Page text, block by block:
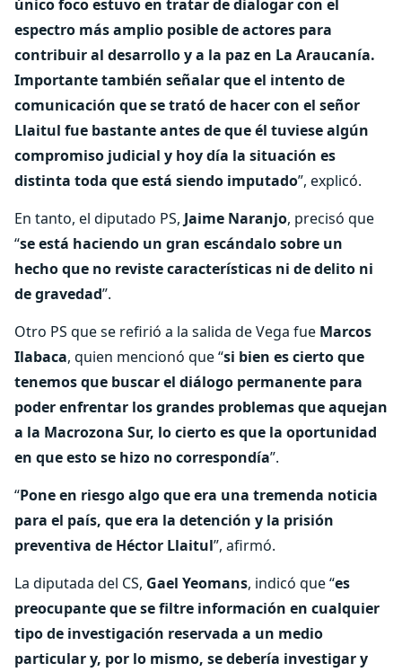
único foco estuvo en tratar de dialogar con el
espectro más amplio posible de actores para
contribuir al desarrollo y a la paz en La Araucanía.
Importante también señalar que el intento de
comunicación que se trató de hacer con el señor
Llaitul fue bastante antes de que él tuviese algún
compromiso judicial y hoy día la situación es
distinta toda que está siendo imputado”, explicó.
En tanto, el diputado PS, Jaime Naranjo, precisó que
“se está haciendo un gran escándalo sobre un
hecho que no reviste características ni de delito ni
de gravedad”.
Otro PS que se refirió a la salida de Vega fue Marcos
Ilabaca, quien mencionó que “si bien es cierto que
tenemos que buscar el diálogo permanente para
poder enfrentar los grandes problemas que aquejan
a la Macrozona Sur, lo cierto es que la oportunidad
en que esto se hizo no correspondía”.
“Pone en riesgo algo que era una tremenda noticia
para el país, que era la detención y la prisión
preventiva de Héctor Llaitul”, afirmó.
La diputada del CS, Gael Yeomans, indicó que “es
preocupante que se filtre información en cualquier
tipo de investigación reservada a un medio
particular y, por lo mismo, se debería investigar y